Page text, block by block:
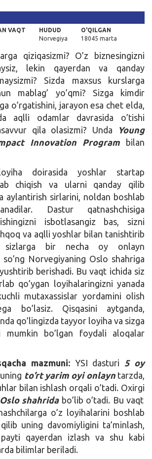
VAQT
HUDUD
Norvegiya
O'QILGAN
18045 marta
qiziqasizmi? O’z biznesingizni
lekin qayerdan va qanday
Sizda maxsus kurslarga
mablag’ yo’qmi? Sizga kimdir
o’rgatishini, jarayon esa chet elda,
aqlli odamlar davrasida o’tishi
qila olasizmi? Unda Young
Innovation Program bilan
doirasida yoshlar startap
chiqish va ularni qanday qilib
aylantirish sirlarini, noldan boshlab
Dastur qatnashchisiga
isbotlasangiz bas, sizni
va aqlli yoshlar bilan tanishtirib
sizlarga bir necha oy onlayn
Norvegiyaning Oslo shahriga
berishadi. Bu vaqt ichida siz
qo’ygan loyihalaringizni yanada
mutaxassislar yordamini olish
bo’lasiz. Qisqasini aytganda,
qo’lingizda tayyor loyiha va sizga
mumkin bo’lgan foydali aloqalar
mazmuni:YSI dasturi 5 oy
to’rt yarim oyi onlayntarzda,
bilan ishlash orqali o’tadi. Oxirgi
shahridabo’lib o’tadi. Bu vaqt
o’z loyihalarini boshlab
uning davomiyligini ta’minlash,
qayerdan izlash va shu kabi
bilimlar beriladi.